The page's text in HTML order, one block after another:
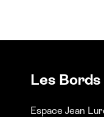
Les Bords
Espace Jean